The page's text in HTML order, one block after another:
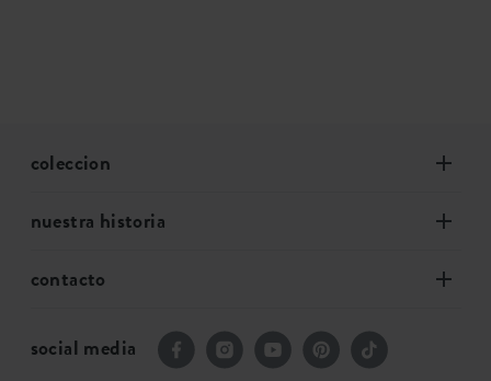
coleccion
nuestra historia
contacto
social media